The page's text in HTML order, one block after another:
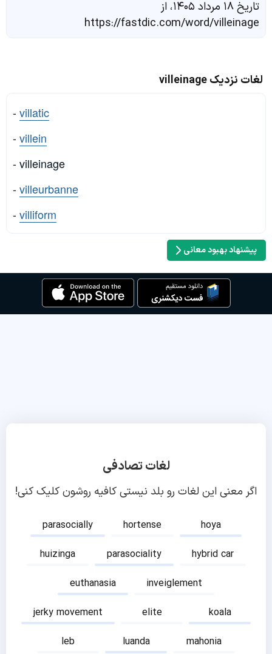
تاریخ ۱۸ مرداد ۱۴۰۵، از
https://fastdic.com/word/villeinage
لغات نزدیک villeinage
-villatic
-villein
- villeinage
-villeurbanne
-villiform
پیشنهاد بهبود معانی
لغات تصادفی
اگر معنی این لغات رو بلد نیستی کافیه روشون کلیک کنی!
parasocially hortense
hoya
huizinga
parasociality
hybrid car
euthanasia
inveiglement
jerky movement
elite
koala
leb
luanda
mahonia